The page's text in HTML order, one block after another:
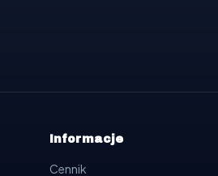
Informacje
Cennik